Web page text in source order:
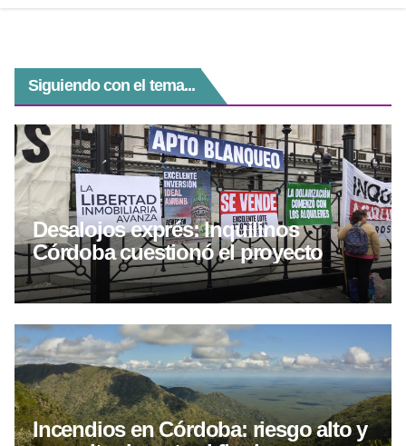
Siguiendo con el tema...
Desalojos exprés: Inquilinos
Córdoba cuestionó el proyecto
Incendios en Córdoba: riesgo alto y